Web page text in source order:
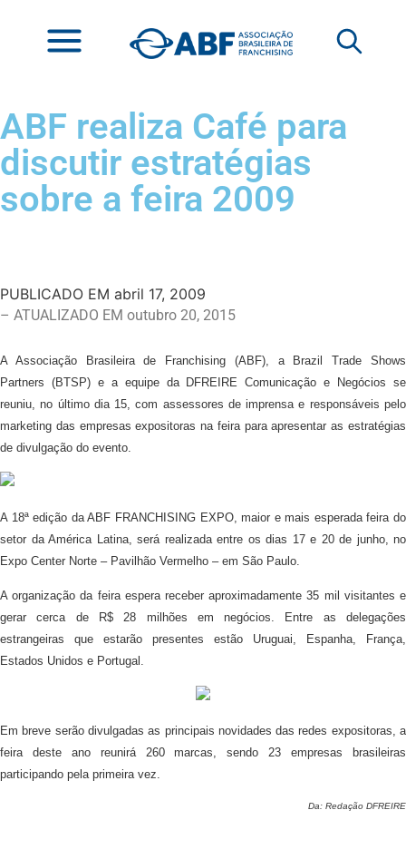
ABF realiza Café para
discutir estratégias
sobre a feira 2009
PUBLICADO EM abril 17, 2009
– ATUALIZADO EM outubro 20, 2015
A Associação Brasileira de Franchising (ABF), a Brazil Trade Shows
Partners (BTSP) e a equipe da DFREIRE Comunicação e Negócios se
reuniu, no último dia 15, com assessores de imprensa e responsáveis pelo
marketing das empresas expositoras na feira para apresentar as estratégias
de divulgação do evento.
A 18ª edição da ABF FRANCHISING EXPO, maior e mais esperada feira do
setor da América Latina, será realizada entre os dias 17 e 20 de junho, no
Expo Center Norte – Pavilhão Vermelho – em São Paulo.
A organização da feira espera receber aproximadamente 35 mil visitantes e
gerar cerca de R$ 28 milhões em negócios. Entre as delegações
estrangeiras que estarão presentes estão Uruguai, Espanha, França,
Estados Unidos e Portugal.
Em breve serão divulgadas as principais novidades das redes expositoras, a
feira deste ano reunirá 260 marcas, sendo 23 empresas brasileiras
participando pela primeira vez.
Da: Redação DFREIRE